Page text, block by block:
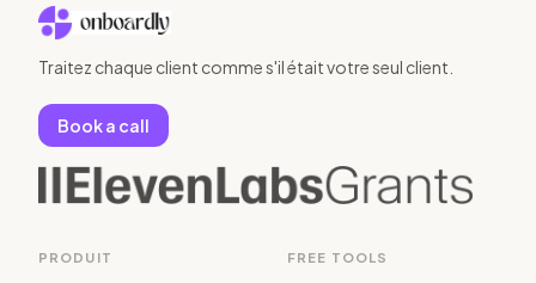
Traitez chaque client comme s'il était votre seul client.
Book a call
PRODUIT FREE TOOLS